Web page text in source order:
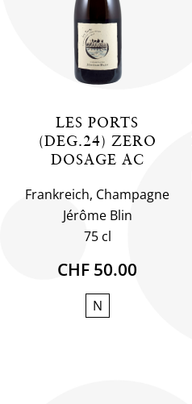
LES PORTS
(DEG.24) ZERO
DOSAGE AC
Frankreich, Champagne
Jérôme Blin
75 cl
CHF 50.00
N